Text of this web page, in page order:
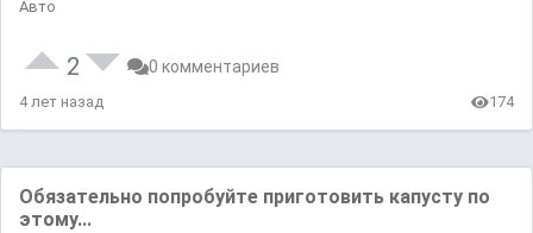
Авто
2 0 комментариев
4 лет назад 174
Обязательно попробуйте приготовить капусту по
этому...